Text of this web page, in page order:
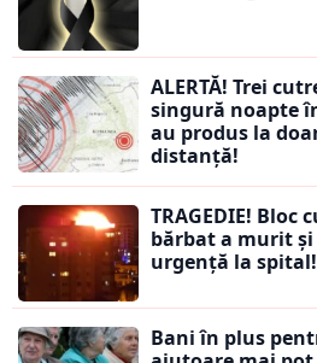
ALERTĂ! Trei
singură noapte
au produs la
distanță!
TRAGEDIE! Bloc
bărbat a murit și
urgență la
Bani în plus